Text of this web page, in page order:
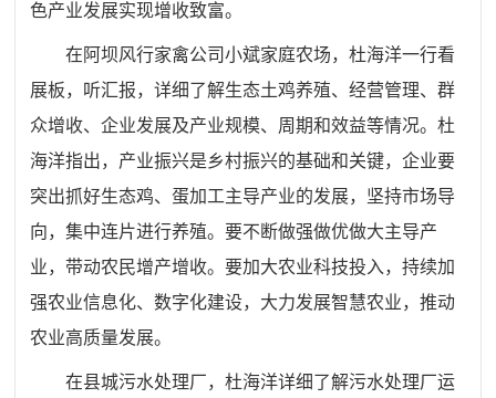
色产业发展实现增收致富。
在阿坝风行家禽公司小斌家庭农场，杜海洋一行看
展板，听汇报，详细了解生态土鸡养殖、经营管理、群
众增收、企业发展及产业规模、周期和效益等情况。杜
海洋指出，产业振兴是乡村振兴的基础和关键，企业要
突出抓好生态鸡、蛋加工主导产业的发展，坚持市场导
向，集中连片进行养殖。要不断做强做优做大主导产
业，带动农民增产增收。要加大农业科技投入，持续加
强农业信息化、数字化建设，大力发展智慧农业，推动
农业高质量发展。
在县城污水处理厂，杜海洋详细了解污水处理厂运